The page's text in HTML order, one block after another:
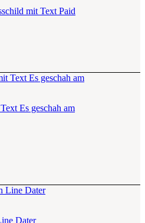
mit Text Paid
Es geschah am
Dater